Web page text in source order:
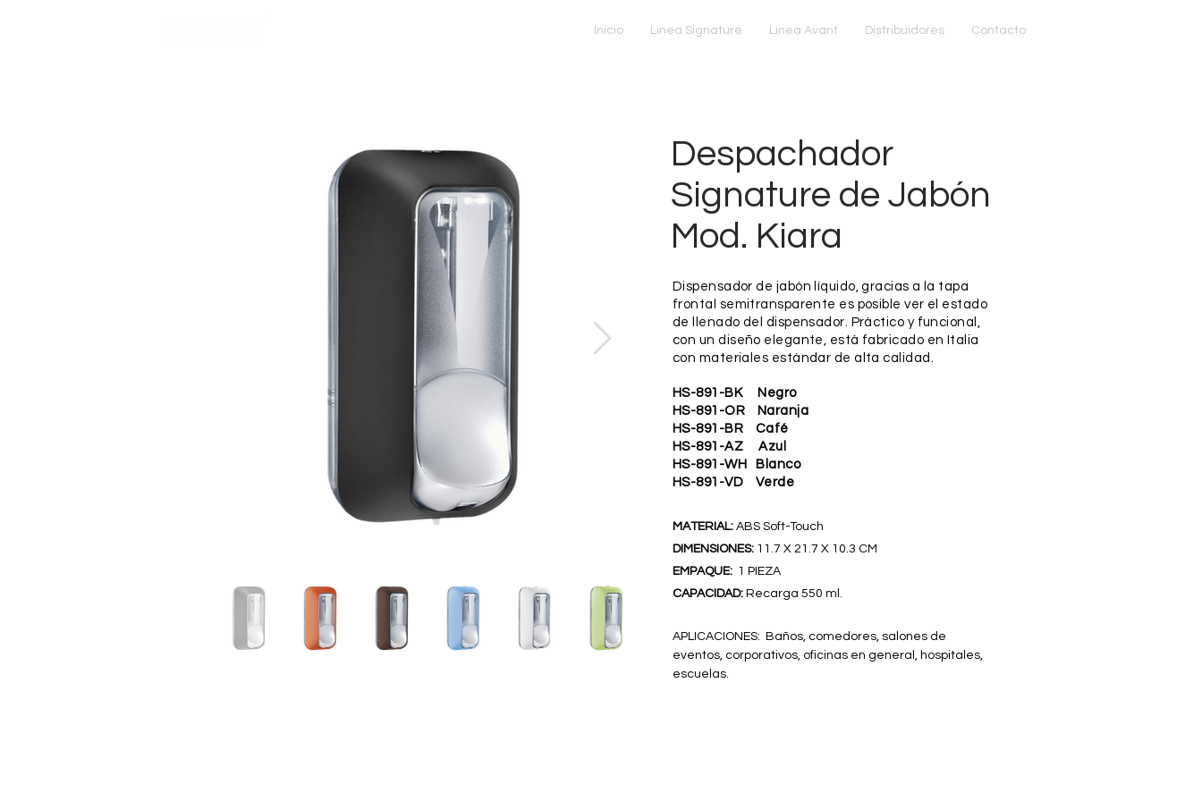
Inicio Línea Signature Línea Avant Distribuidores Contacto
Despachador
Signature de Jabón
Mod. Kiara
Dispensador de jabón líquido, gracias a la tapa
frontal semitransparente es posible ver el estado
de llenado del dispensador. Práctico y funcional,
con un diseño elegante, está fabricado en Italia
con materiales estándar de alta calidad.
HS-891-BK Negro
HS-891-OR Naranja
HS-891-BR Café
HS-891-AZ Azul
HS-891-WH Blanco
HS-891-VD Verde
MATERIAL: ABS Soft-Touch
DIMENSIONES: 11.7 X 21.7 X 10.3 CM
EMPAQUE: 1 PIEZA
CAPACIDAD: Recarga 550 ml.
APLICACIONES: Baños, comedores, salones de
eventos, corporativos, oficinas en general, hospitales,
escuelas.